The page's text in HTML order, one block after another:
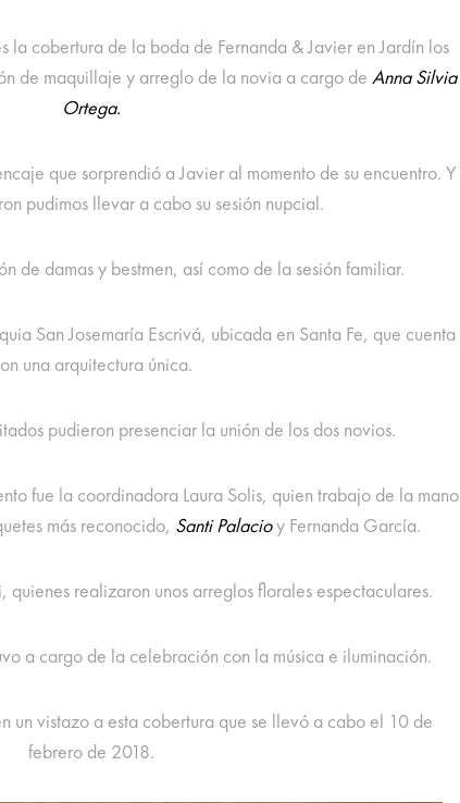
la cobertura de la boda de Fernanda & Javier en Jardín los
de maquillaje y arreglo de la novia a cargo de Anna Silvia
Ortega.
que sorprendió a Javier al momento de su encuentro. Y
pudimos llevar a cabo su sesión nupcial.
de damas y bestmen, así como de la sesión familiar.
San Josemaría Escrivá, ubicada en Santa Fe, que cuenta
una arquitectura única.
pudieron presenciar la unión de los dos novios.
fue la coordinadora Laura Solis, quien trabajo de la mano
más reconocido, Santi Palacioy Fernanda García.
realizaron unos arreglos florales espectaculares.
a cargo de la celebración con la música e iluminación.
un vistazo a esta cobertura que se llevó a cabo el 10 de
febrero de 2018.